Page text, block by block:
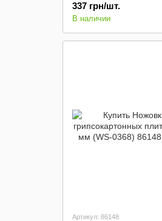
337 грн/шт.
В наличии
Артикул: 86148